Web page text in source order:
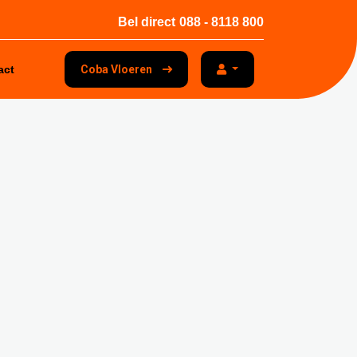
Bel direct 088 - 8118 800
Coba Vloeren